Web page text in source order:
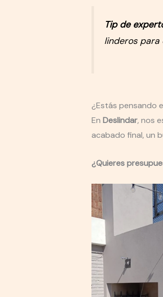
Tip de
linderos para
¿Estás pensando
En Deslindar, nos
acabado final, un
¿Quieres